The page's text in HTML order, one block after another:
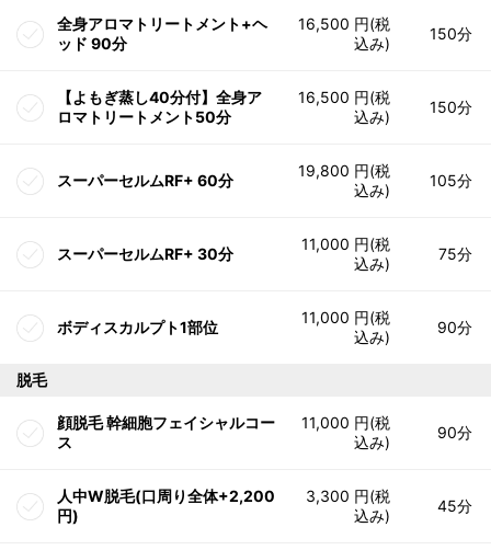
全身アロマトリートメント+ヘ
ッド 90分
16,500 円(税
込み)
150分
【よもぎ蒸し40分付】全身ア
ロマトリートメント50分
16,500 円(税
込み)
150分
スーパーセルムRF+ 60分
19,800 円(税
込み)
105分
スーパーセルムRF+ 30分
11,000 円(税
込み)
75分
ボディスカルプト1部位
11,000 円(税
込み)
90分
脱毛
顔脱毛 幹細胞フェイシャルコー
ス
11,000 円(税
込み)
90分
人中W脱毛(口周り全体+2,200
円)
3,300 円(税
込み)
45分